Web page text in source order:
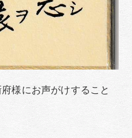
様にお声がけすること